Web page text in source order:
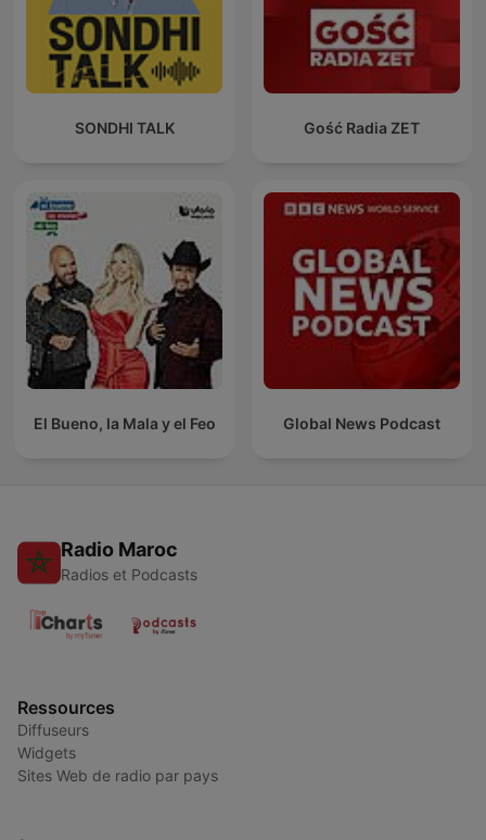
SONDHI TALK Gość Radia ZET
El Bueno, la Mala y el Feo Global News Podcast
Radio Maroc
Radios et Podcasts
Ressources
Diffuseurs
Widgets
Sites Web de radio par pays